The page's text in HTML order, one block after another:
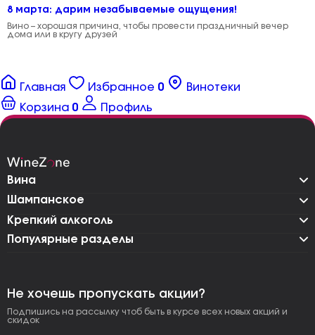
8 марта: дарим незабываемые ощущения!
Вино – хорошая причина, чтобы провести праздничный вечер
дома или в кругу друзей
Главная Избранное 0
Винотеки
Корзина 0 Профиль
Вина
Шампанское
Крепкий алкоголь
Популярные разделы
Не хочешь пропускать акции?
Подпишись на рассылку чтоб быть в курсе всех новых акций и
скидок